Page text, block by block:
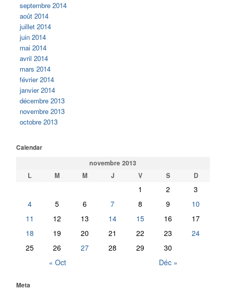
septembre 2014
août 2014
juillet 2014
juin 2014
mai 2014
avril 2014
mars 2014
février 2014
janvier 2014
décembre 2013
novembre 2013
octobre 2013
Calendar
novembre 2013
L
M M J V S D
« Oct Déc »
1 2
3
4
5 6 7 8 9
10
11
12 13 14 15 16
17
18
19 20 21 22 23
24
25
26 27 28 29 30
Meta